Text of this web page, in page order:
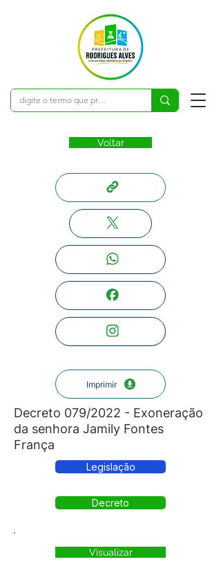
Voltar
Imprimir
Decreto 079/2022 - Exoneração
da senhora Jamily Fontes
França
Legislação
Decreto
Visualizar